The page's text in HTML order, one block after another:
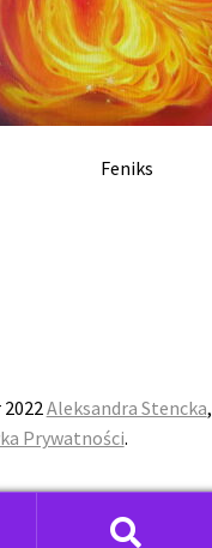
Feniks
Aleksandra Stencka,
Prywatności.